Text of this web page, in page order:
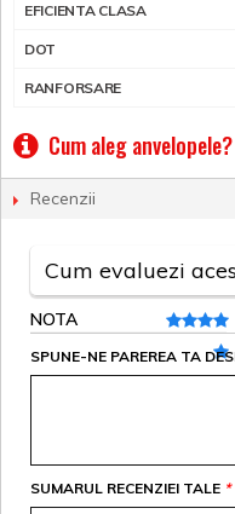
EFICIENTA CLASA
DOT
RANFORSARE
Cum aleg anvelopele?
Recenzii
Cum evaluezi
NOTA
SPUNE-NE PAREREA TA
*
SUMARUL RECENZIEI TALE